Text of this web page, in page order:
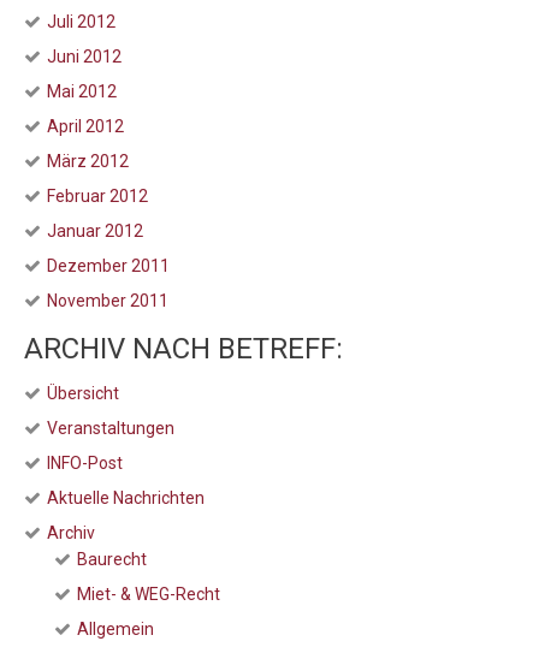
Juli 2012
Juni 2012
Mai 2012
April 2012
März 2012
Februar 2012
Januar 2012
Dezember 2011
November 2011
ARCHIV NACH BETREFF:
Übersicht
Veranstaltungen
INFO-Post
Aktuelle Nachrichten
Archiv
Baurecht
Miet- & WEG-Recht
Allgemein